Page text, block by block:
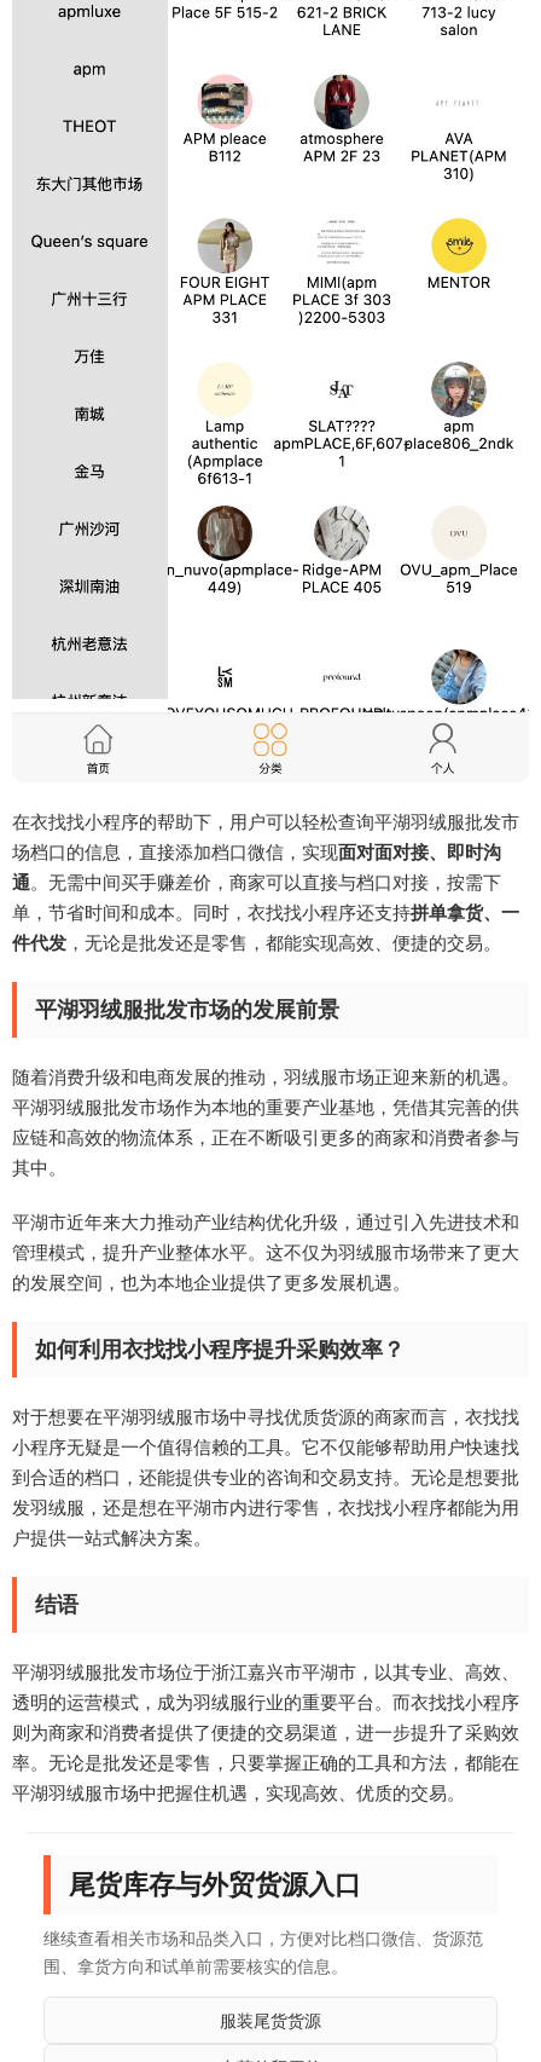
在衣找找小程序的帮助下，用户可以轻松查询平湖羽绒服批发市
场档口的信息，直接添加档口微信，实现面对面对接、即时沟
通。无需中间买手赚差价，商家可以直接与档口对接，按需下
单，节省时间和成本。同时，衣找找小程序还支持拼单拿货、一
件代发 ，无论是批发还是零售，都能实现高效、便捷的交易。
平湖羽绒服批发市场的发展前景
随着消费升级和电商发展的推动，羽绒服市场正迎来新的机遇。
平湖羽绒服批发市场作为本地的重要产业基地，凭借其完善的供
应链和高效的物流体系，正在不断吸引更多的商家和消费者参与
其中。
平湖市近年来大力推动产业结构优化升级，通过引入先进技术和
管理模式，提升产业整体水平。这不仅为羽绒服市场带来了更大
的发展空间，也为本地企业提供了更多发展机遇。
如何利用衣找找小程序提升采购效率？
对于想要在平湖羽绒服市场中寻找优质货源的商家而言，衣找找
小程序无疑是一个值得信赖的工具。它不仅能够帮助用户快速找
到合适的档口，还能提供专业的咨询和交易支持。无论是想要批
发羽绒服，还是想在平湖市内进行零售，衣找找小程序都能为用
户提供一站式解决方案。
结语
平湖羽绒服批发市场位于浙江嘉兴市平湖市，以其专业、高效、
透明的运营模式，成为羽绒服行业的重要平台。而衣找找小程序
则为商家和消费者提供了便捷的交易渠道，进一步提升了采购效
率。无论是批发还是零售，只要掌握正确的工具和方法，都能在
平湖羽绒服市场中把握住机遇，实现高效、优质的交易。
尾货库存与外贸货源入口
继续查看相关市场和品类入口，方便对比档口微信、货源范
围、拿货方向和试单前需要核实的信息。
服装尾货货源